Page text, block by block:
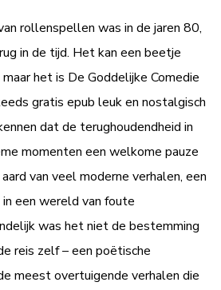
rollenspellen was in de jaren 80,
in de tijd. Het kan een beetje
het is De Goddelijke Comedie
gratis epub leuk en nostalgisch
dat de terughoudendheid in
momenten een welkome pauze
van veel moderne verhalen, een
een wereld van foute
was het niet de bestemming
reis zelf – een poëtische
meest overtuigende verhalen die